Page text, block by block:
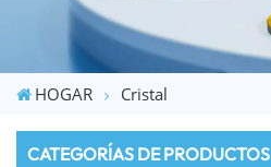
HOGAR Cristal
CATEGORÍAS DE PRODUCTOS